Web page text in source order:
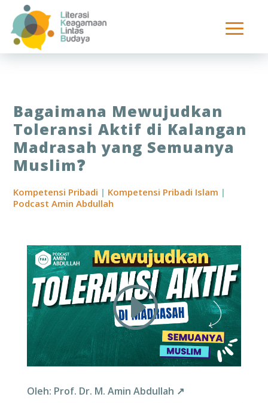
Bagaimana Mewujudkan
Toleransi Aktif di Kalangan
Madrasah yang Semuanya
Muslim❓
Kompetensi Pribadi | Kompetensi Pribadi Islam |
Podcast Amin Abdullah
Oleh: Prof. Dr. M. Amin Abdullah ↗